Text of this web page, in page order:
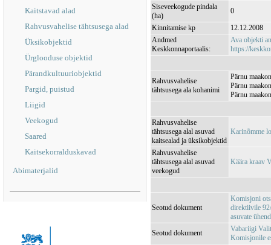
Kaitstavad alad
Rahvusvahelise tähtsusega alad
Üksikobjektid
Ürglooduse objektid
Pärandkultuuriobjektid
Pargid, puistud
Liigid
Veekogud
Saared
Kaitsekorralduskavad
Abimaterjalid
Siseveekogude pindala
(ha)
0
Kinnitamise kp
12.12.2008
Andmed
Keskkonnaportaalis:
Ava objekti
https://
Rahvusvahelise
tähtsusega ala kohanimi
Pärnu
Pärnu
Pärnu
Rahvusvahelise
tähtsusega alal asuvad
kaitsealad ja üksikobjektid
Karinõmme
Rahvusvahelise
tähtsusega alal asuvad
veekogud
Käära kraav
Seotud dokument
Komisjoni
direktiivile
asuvate
Seotud dokument
Vabariigi
Komisjonile